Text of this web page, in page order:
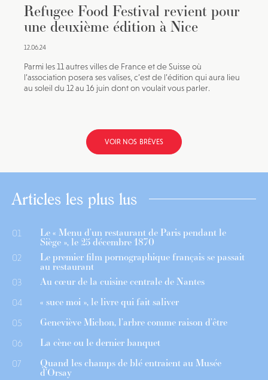
Refugee Food Festival revient pour
une deuxième édition à Nice
12.06.24
Parmi les 11 autres villes de France et de Suisse où
l’association posera ses valises, c’est de l’édition qui aura lieu
au soleil du 12 au 16 juin dont on voulait vous parler.
VOIR NOS BRÈVES
Articles les plus lus
01 Le « Menu d’un restaurant de Paris pendant le
Siège », le 25 décembre 1870
02 Le premier film pornographique français se passait
au restaurant
03 Au cœur de la cuisine centrale de Nantes
04 « suce moi », le livre qui fait saliver
05 Geneviève Michon, l’arbre comme raison d’être
06 La cène ou le dernier banquet
07 Quand les champs de blé entraient au Musée
d’Orsay